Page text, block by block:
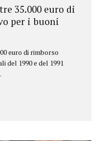
35.000 euro di
per i buoni
euro di rimborso
del 1990 e del 1991